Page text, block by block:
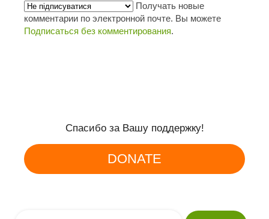
Получать новые
комментарии по электронной почте. Вы можете
Подписаться без комментирования.
Спасибо за Вашу поддержку!
DONATE